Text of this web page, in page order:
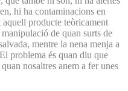
hi ha contaminacions en
producte teòricament
de quan surts de
mentre la nena menja a
problema és quan diu que
nosaltres anem a fer unes